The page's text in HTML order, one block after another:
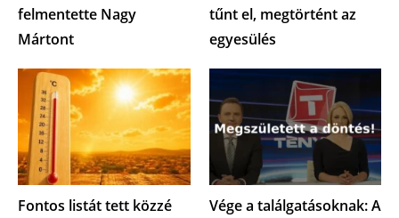
felmentette Nagy
Mártont
tűnt el, megtörtént az
egyesülés
Fontos listát tett közzé
Vége a találgatásoknak: A